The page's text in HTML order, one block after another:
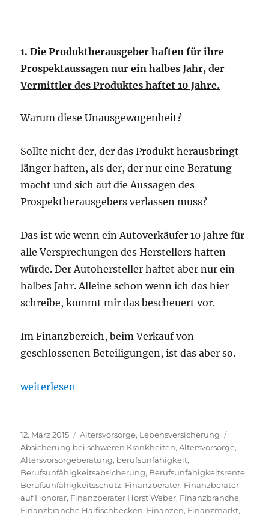
1. Die Produktherausgeber haften für ihre
Prospektaussagen nur ein halbes Jahr, der
Vermittler des Produktes haftet 10 Jahre.
Warum diese Unausgewogenheit?
Sollte nicht der, der das Produkt herausbringt
länger haften, als der, der nur eine Beratung
macht und sich auf die Aussagen des
Prospektherausgebers verlassen muss?
Das ist wie wenn ein Autoverkäufer 10 Jahre für
alle Versprechungen des Herstellers haften
würde. Der Autohersteller haftet aber nur ein
halbes Jahr. Alleine schon wenn ich das hier
schreibe, kommt mir das bescheuert vor.
Im Finanzbereich, beim Verkauf von
geschlossenen Beteiligungen, ist das aber so.
„Warum ich die Finanzbranche nach 23 Jahren
weiterlesen
Veröffentlicht
am
12. März 2015 Kategorien
Altersvorsorge, Lebensversicherung
Absicherung bei schweren Krankheiten,Altersvorsorge,
Altersvorsorgeberatung, berufsunfähigkeit,
Berufsunfähigkeitsabsicherung, Berufsunfähigkeitsrente,
Berufsunfähigkeitsschutz, Finanzberater, Finanzberater
auf Honorar, Finanzberater Horst Weber, Finanzbranche,
Finanzbranche Haifischbecken, Finanzen, Finanzmarkt,